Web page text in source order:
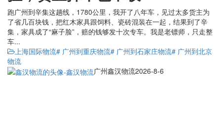
跑广州到辛集这趟线，1780公里，我开了八年车，见过太多货主为
了省几百块钱，把红木家具跟饲料、瓷砖混装在一起，结果到了辛
集，家具成了“麻子脸”，赔的钱够发十次专车。我是老镖师，只走整
车...
上海国际物流# 广州到重庆物流# 广州到石家庄物流# 广州到北京
物流
广州鑫汉物流2026-8-6